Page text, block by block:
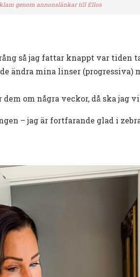
genom annonslänkar till Ellos
så jag fattar knappt var tiden
ändra mina linser (progressiva)
om några veckor, då ska jag
– jag är fortfarande glad i